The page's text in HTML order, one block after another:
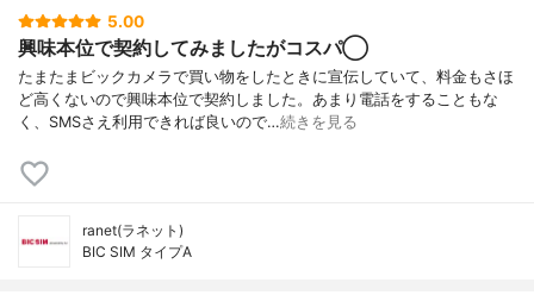
5.00
興味本位で契約してみましたがコスパ◯
たまたまビックカメラで買い物をしたときに宣伝していて、料金もさほ
ど高くないので興味本位で契約しました。あまり電話をすることもな
く、SMSさえ利用できれば良いので…続きを見る
ranet(ラネット)
BIC SIM タイプA